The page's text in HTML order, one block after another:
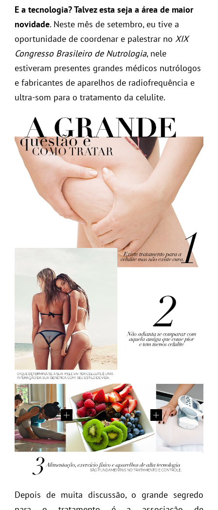
E a tecnologia? Talvez esta seja a área de maior
novidade. Neste mês de setembro, eu tive a
oportunidade de coordenar e palestrar no XIX
Congresso Brasileiro de Nutrologia, nele
estiveram presentes grandes médicos nutrólogos
e fabricantes de aparelhos de radiofrequência e
ultra-som para o tratamento da celulite.
Depois de muita discussão, o grande segredo